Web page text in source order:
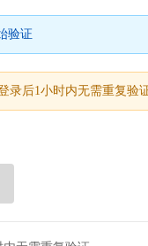
验证
录后1小时内无需重复验